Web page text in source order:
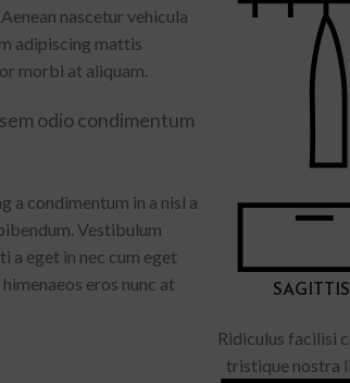
nascetur vehicula
adipiscing mattis
morbi at aliquam.
odio condimentum
a condimentum in a nisl a
Vestibulum
a eget in nec cum eget
eros nunc at
Ridiculus facilisi
tristique nostra